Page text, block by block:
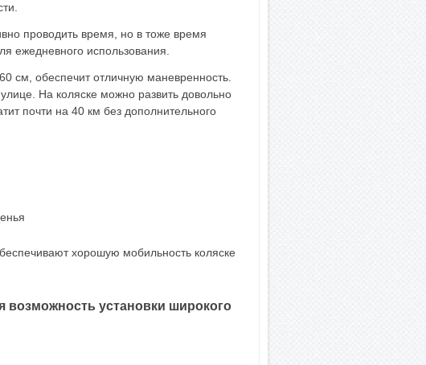
проводить время, но в тоже время
ежедневного использования.
см, обеспечит отличную маневренность.
На коляске можно развить довольно
почти на 40 км без дополнительного
хорошую мобильность коляске
возможность установки широкого